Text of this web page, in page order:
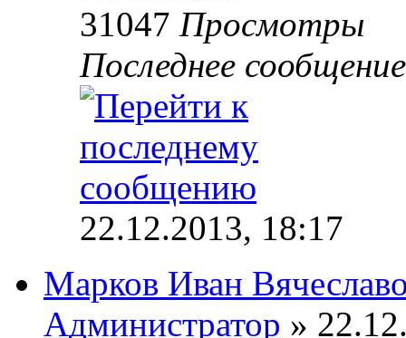
31047 Просмотры
Последнее
22.12.2013, 18:17
Марков Иван
Администратор »